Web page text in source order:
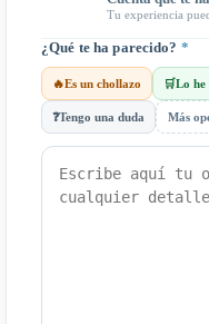
Tu experiencia
¿Qué te ha parecido? *
🔥Es un chollazo 🛒Lo he
❓Tengo una duda Más